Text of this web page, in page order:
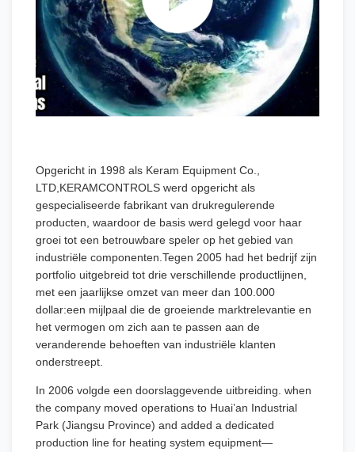
Opgericht in 1998 als Keram Equipment Co.,
LTD,KERAMCONTROLS werd opgericht als
gespecialiseerde fabrikant van drukregulerende
producten, waardoor de basis werd gelegd voor haar
groei tot een betrouwbare speler op het gebied van
industriële componenten.Tegen 2005 had het bedrijf zijn
portfolio uitgebreid tot drie verschillende productlijnen,
met een jaarlijkse omzet van meer dan 100.000
dollar:een mijlpaal die de groeiende marktrelevantie en
het vermogen om zich aan te passen aan de
veranderende behoeften van industriële klanten
onderstreept.
In 2006 volgde een doorslaggevende uitbreiding. when
the company moved operations to Huai’an Industrial
Park (Jiangsu Province) and added a dedicated
production line for heating system equipment—